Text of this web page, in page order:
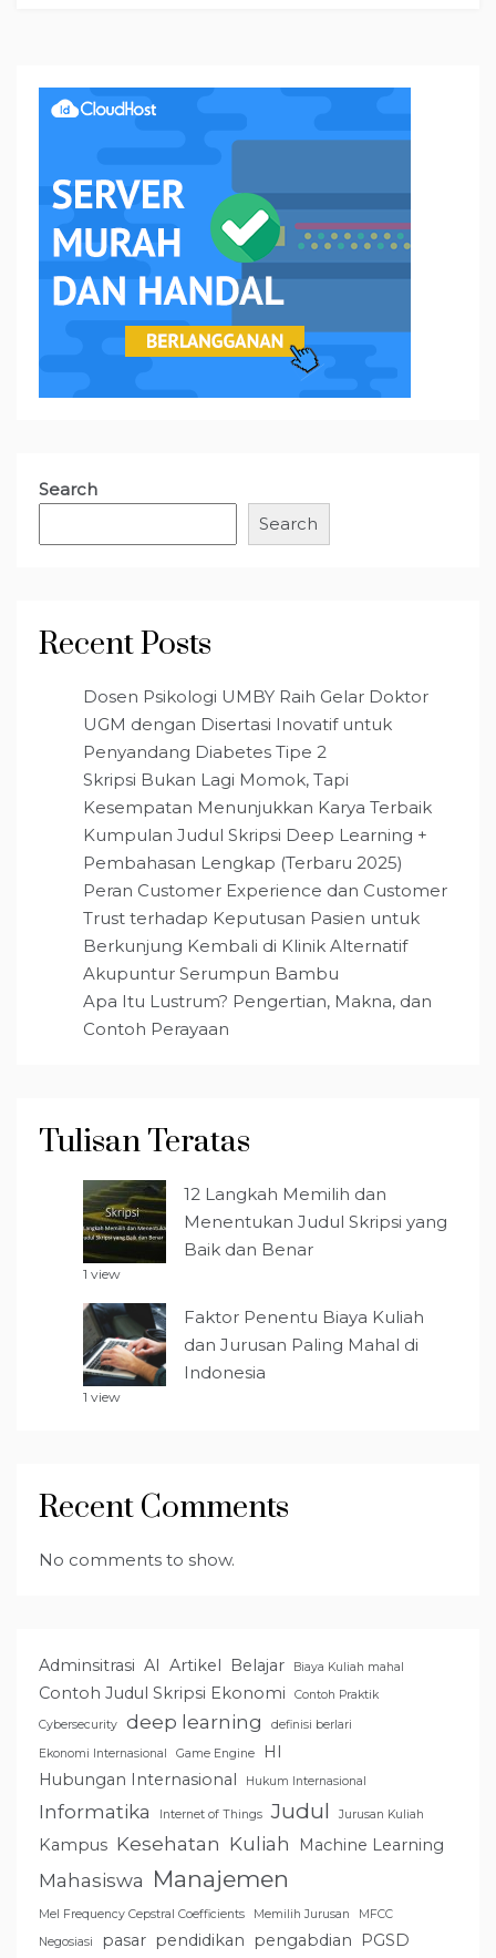
Search
Search
Recent Posts
Dosen Psikologi UMBY Raih Gelar Doktor
UGM dengan Disertasi Inovatif untuk
Penyandang Diabetes Tipe 2
Skripsi Bukan Lagi Momok, Tapi
Kesempatan Menunjukkan Karya Terbaik
Kumpulan Judul Skripsi Deep Learning +
Pembahasan Lengkap (Terbaru 2025)
Peran Customer Experience dan Customer
Trust terhadap Keputusan Pasien untuk
Berkunjung Kembali di Klinik Alternatif
Akupuntur Serumpun Bambu
Apa Itu Lustrum? Pengertian, Makna, dan
Contoh Perayaan
Tulisan Teratas
12 Langkah Memilih dan
Menentukan Judul Skripsi yang
Baik dan Benar
1 view
Faktor Penentu Biaya Kuliah
dan Jurusan Paling Mahal di
Indonesia
1 view
Recent Comments
No comments to show.
Adminsitrasi AI Artikel Belajar Biaya Kuliah mahal
Contoh Judul Skripsi Ekonomi Contoh Praktik
Cybersecurity deep learning
definisi berlari
Ekonomi Internasional
Game Engine
HI
Hubungan Internasional
Hukum Internasional
Informatika Internet of Things Judul Jurusan Kuliah
Kampus Kesehatan Kuliah Machine Learning
Mahasiswa Manajemen
Mel Frequency Cepstral Coefficients Memilih Jurusan
MFCC
Negosiasi
pasar pendidikan pengabdian
PGSD